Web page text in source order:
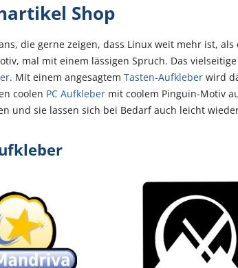
Shop
die gerne zeigen, dass Linux weit mehr ist,
mal mit einem lässigen Spruch. Das
. Mit einem angesagtem Tasten-Aufkleberwird
coolen PC Aufklebermit coolem Pinguin-Motiv
und sie lassen sich bei Bedarf auch leicht